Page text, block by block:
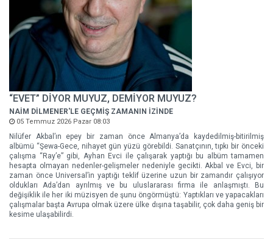
“EVET” DİYOR MUYUZ, DEMİYOR MUYUZ?
NAİM DİLMENER'LE GEÇMİŞ ZAMANIN İZİNDE
05 Temmuz 2026 Pazar 08:03
Nilüfer Akbal’ın epey bir zaman önce Almanya’da kaydedilmiş-bitirilmiş
albümü “Şewa-Gece, nihayet gün yüzü görebildi. Sanatçının, tıpkı bir önceki
çalışma “Ray’e” gibi, Ayhan Evci ile çalışarak yaptığı bu albüm tamamen
hesapta olmayan nedenler-gelişmeler nedeniyle gecikti. Akbal ve Evci, bir
zaman önce Universal’in yaptığı teklif üzerine uzun bir zamandır çalışıyor
oldukları Ada’dan ayrılmış ve bu uluslararası firma ile anlaşmıştı. Bu
değişiklik ile her iki müzisyen de şunu öngörmüştü: Yaptıkları ve yapacakları
çalışmalar başta Avrupa olmak üzere ülke dışına taşabilir, çok daha geniş bir
kesime ulaşabilirdi.